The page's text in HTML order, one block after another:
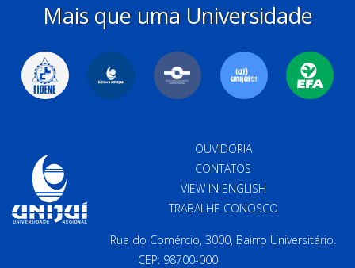
Mais que uma Universidade
OUVIDORIA
CONTATOS
VIEW IN ENGLISH
TRABALHE CONOSCO
Rua do Comércio, 3000, Bairro Universitário.
CEP: 98700-000